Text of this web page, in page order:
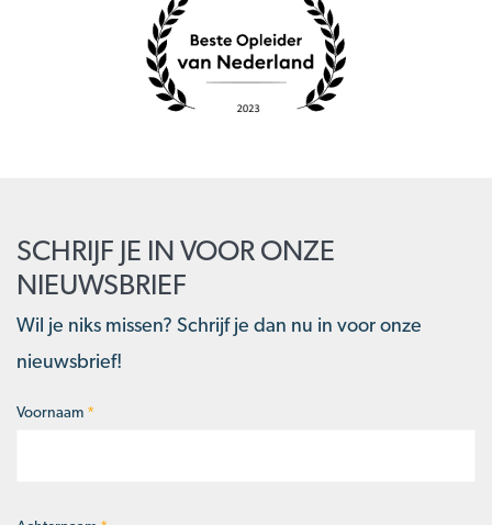
SCHRIJF JE IN VOOR ONZE
NIEUWSBRIEF
Wil je niks missen? Schrijf je dan nu in voor onze
nieuwsbrief!
Naam*
Voornaam *